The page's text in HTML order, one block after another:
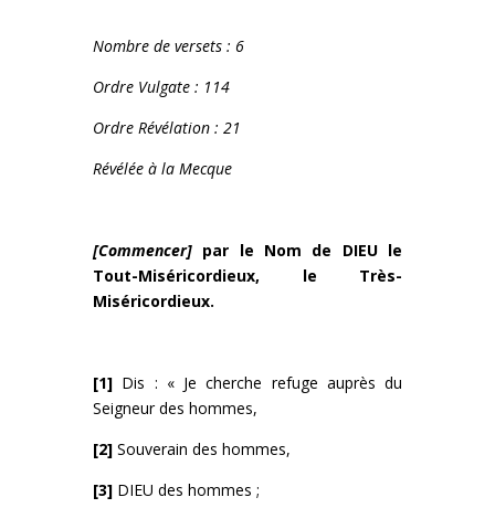
Nombre de versets : 6
Ordre Vulgate : 114
Ordre Révélation : 21
Révélée à la Mecque
[Commencer] par le Nom de DIEU le
Tout-Miséricordieux, le Très-
Miséricordieux.
[1] Dis : « Je cherche refuge auprès du
Seigneur des hommes,
[2] Souverain des hommes,
[3] DIEU des hommes ;